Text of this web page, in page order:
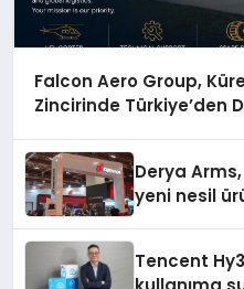
Falcon Aero Group,
Zincirinde Türkiye’den
Derya
yeni nesil
Tencent